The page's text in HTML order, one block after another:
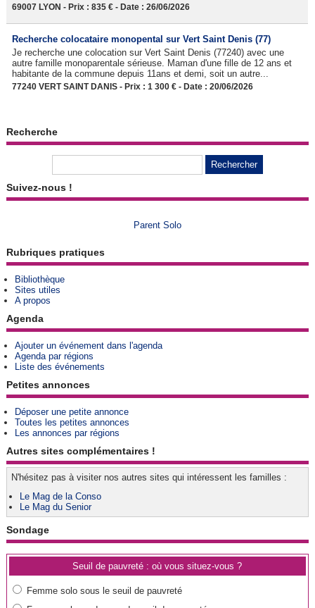
69007 LYON - Prix : 835 € - Date : 26/06/2026
Recherche colocataire monopental sur Vert Saint Denis (77)
Je recherche une colocation sur Vert Saint Denis (77240) avec une
autre famille monoparentale sérieuse. Maman d'une fille de 12 ans et
habitante de la commune depuis 11ans et demi, soit un autre...
77240 VERT SAINT DANIS - Prix : 1 300 € - Date : 20/06/2026
Recherche
Suivez-nous !
Parent Solo
Rubriques pratiques
Bibliothèque
Sites utiles
A propos
Agenda
Ajouter un événement dans l'agenda
Agenda par régions
Liste des événements
Petites annonces
Déposer une petite annonce
Toutes les petites annonces
Les annonces par régions
Autres sites complémentaires !
N'hésitez pas à visiter nos autres sites qui intéressent les familles :
Le Mag de la Conso
Le Mag du Senior
Sondage
Seuil de pauvreté : où vous situez-vous ?
Femme solo sous le seuil de pauvreté